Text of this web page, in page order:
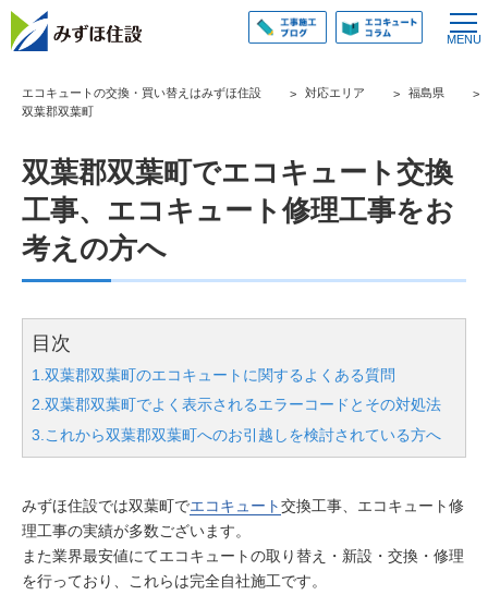
エコキュートの交換・買い替えはみずほ住設 対応エリア
福島県
双葉郡双葉町
双葉郡双葉町でエコキュート交換
工事、エコキュート修理工事をお
考えの方へ
目次
1.双葉郡双葉町のエコキュートに関するよくある質問
2.双葉郡双葉町でよく表示されるエラーコードとその対処法
3.これから双葉郡双葉町へのお引越しを検討されている方へ
みずほ住設では双葉町でエコキュート交換工事、エコキュート修
理工事の実績が多数ございます。
また業界最安値にてエコキュートの取り替え・新設・交換・修理
を行っており、これらは完全自社施工です。